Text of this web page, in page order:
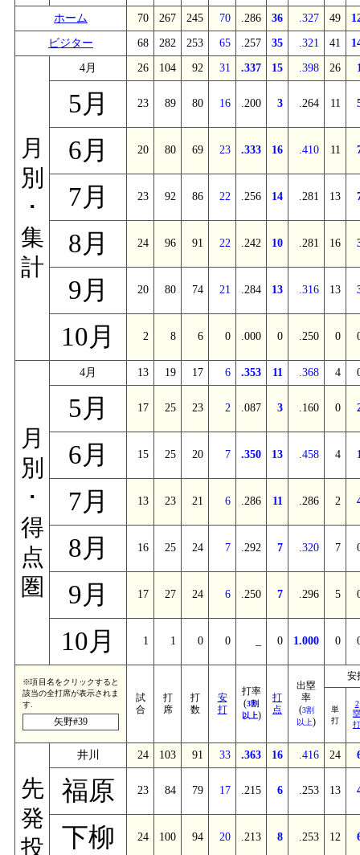
ホーム 70 267 245 70 .286 36 .327 49
ビジター 68 282 253 65 .257 35 .321 41
月
別
･
集
計
4月 26 104 92 31 .337 15 .398 26
5月 23 89 80 16 .200 3 .264 11
6月 20 80 69 23 .333 16 .410 11
7月 23 92 86 22 .256 14 .281 13
8月 24 96 91 22 .242 10 .281 16
9月 20 80 74 21 .284 13 .316 13
10月 2 8 6 0 .000 0 .250 0
月
別
･
得
点
圏
4月 13 19 17 6 .353 11 .368 4
5月 17 25 23 2 .087 3 .160 0
6月 15 25 20 7 .350 13 .458 4
7月 13 23 21 6 .286 11 .286 2
8月 16 25 24 7 .292 7 .320 7
9月 17 27 24 6 .250 7 .296 5
10月 1 1 0 0 0 1.000 0
※項目名をクリックすると
該当の全打席が表示されま
す.
矢野#39
試
合
打
席
打
数
安
打
打率
(3割
以上)
打
点
出塁
率
(3割
以上)
安
単
打
2
塁
打
先
発
投
井川 24 103 91 33 .363 16 .416 24
福原 23 84 79 17 .215 6 .253 13
下柳 24 100 94 20 .213 8 .253 12